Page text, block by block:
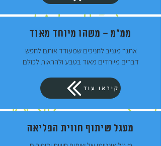
ממ"מ – משהו מיוחד מאוד
אתגר מגניב לחניכים שמעודד אותם לחפש
דברים מיוחדים מאוד בטבע ולהראות לכולם
קיראו עוד
מעגל שיתוף חווית הפליאה